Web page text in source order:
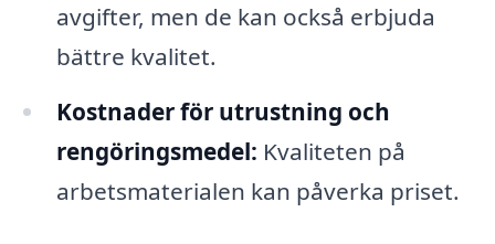
avgifter, men de kan också erbjuda
bättre kvalitet.
Kostnader för utrustning och
rengöringsmedel: Kvaliteten på
arbetsmaterialen kan påverka priset.